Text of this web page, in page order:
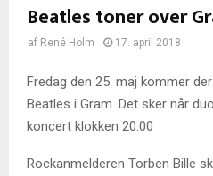
Beatles toner over
af René Holm 17. april 2018
Fredag den 25. maj kommer
Beatles i Gram. Det sker når
koncert klokken 20.00
Rockanmelderen Torben Bille